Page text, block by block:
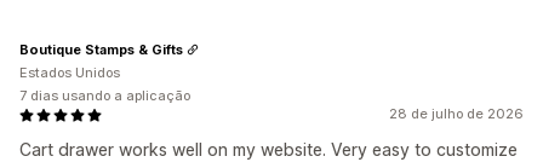
28 de julho de 2026
Cart drawer works well on my website. Very easy to customize
Boutique Stamps & Gifts
Estados Unidos
7 dias usando a aplicação